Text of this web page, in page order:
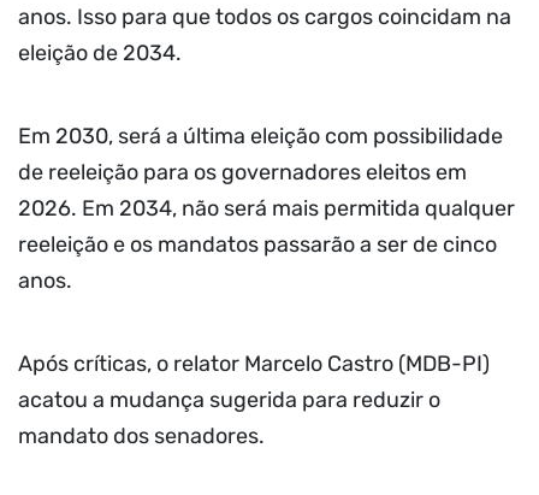
anos. Isso para que todos os cargos coincidam na
eleição de 2034.
Em 2030, será a última eleição com possibilidade
de reeleição para os governadores eleitos em
2026. Em 2034, não será mais permitida qualquer
reeleição e os mandatos passarão a ser de cinco
anos.
Após críticas, o relator Marcelo Castro (MDB-PI)
acatou a mudança sugerida para reduzir o
mandato dos senadores.